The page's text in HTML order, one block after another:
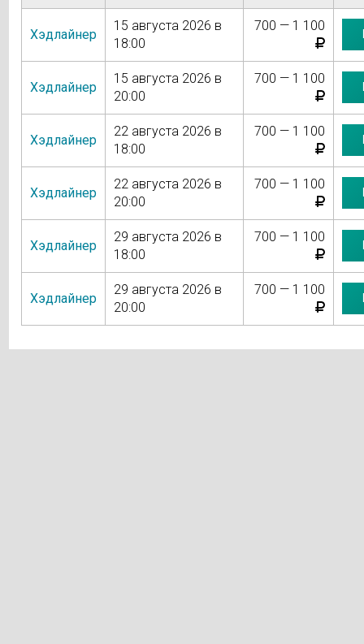
Хэдлайнер
15 августа 2026 в
18:00
700 — 1 100
Хэдлайнер
15 августа 2026 в
20:00
700 — 1 100
Хэдлайнер
22 августа 2026 в
18:00
700 — 1 100
Хэдлайнер
22 августа 2026 в
20:00
700 — 1 100
Хэдлайнер
29 августа 2026 в
18:00
700 — 1 100
Хэдлайнер
29 августа 2026 в
20:00
700 — 1 100